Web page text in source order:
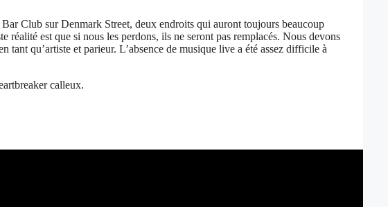
Club sur Denmark Street, deux endroits qui auront toujours beaucoup
est que si nous les perdons, ils ne seront pas remplacés. Nous devons
qu’artiste et parieur. L’absence de musique live a été assez difficile à
calleux.